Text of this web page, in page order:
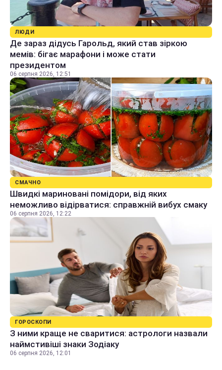
ЛЮДИ
Де зараз дідусь Гарольд, який став зіркою
мемів: бігає марафони і може стати
президентом
06 серпня 2026, 12:51
СМАЧНО
Швидкі мариновані помідори, від яких
неможливо відірватися: справжній вибух смаку
06 серпня 2026, 12:22
ГОРОСКОПИ
З ними краще не сваритися: астрологи назвали
наймстивіші знаки Зодіаку
06 серпня 2026, 12:01